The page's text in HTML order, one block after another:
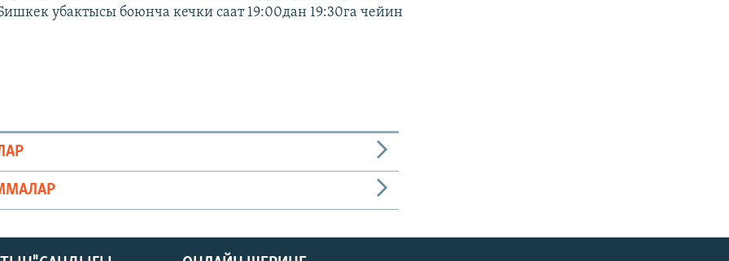
убактысы боюнча кечки саат 19:00дан 19:30га чейин